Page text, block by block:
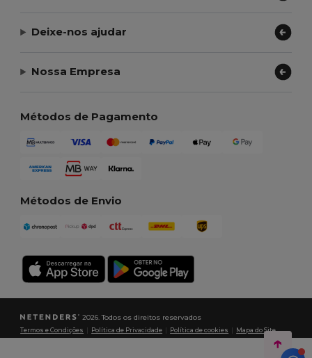
Deixe-nos ajudar
Nossa Empresa
Métodos de Pagamento
Métodos de Envio
2026. Todos os direitos reservados
Termos e Condições Política de Privacidade Política de cookies Mapa do Site